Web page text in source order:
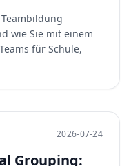
wie Sie mit einem
für Schule,
2026-07-24
Grouping: